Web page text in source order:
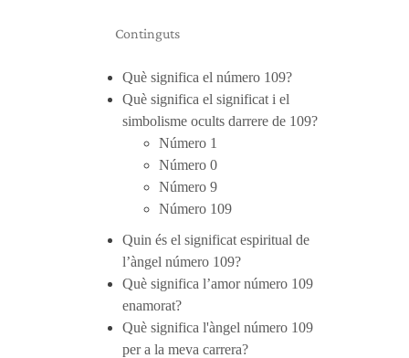
Continguts
Què significa el número 109?
Què significa el significat i el
simbolisme ocults darrere de 109?
Número 1
Número 0
Número 9
Número 109
Quin és el significat espiritual de
l’àngel número 109?
Què significa l’amor número 109
enamorat?
Què significa l'àngel número 109
per a la meva carrera?